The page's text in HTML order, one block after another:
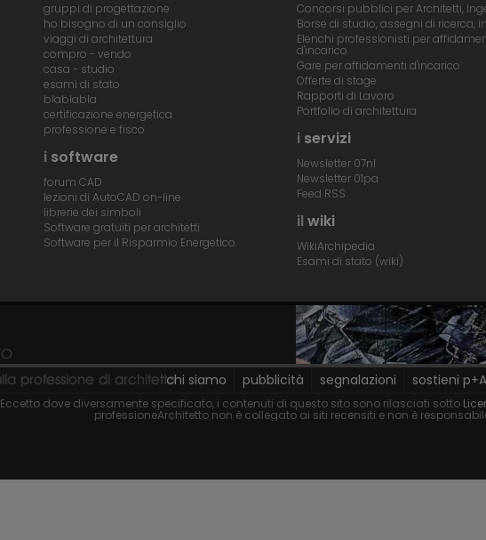
gruppi di progettazione
ho bisogno di un consiglio
viaggi di architettura
compro - vendo
casa - studio
esami di stato
blablabla
certificazione energetica
professione e fisco
i software
forum CAD
lezioni di AutoCAD on-line
librerie dei simboli
Software gratuiti per architetti
Software per il Risparmio Energetico
Concorsi pubblici per Architetti,
Borse di studio, assegni di ricerca,
Elenchi professionisti per
d'incarico
Gare per affidamenti d'incarico
Offerte di stage
Rapporti di Lavoro
Portfolio di architettura
i servizi
Newsletter 07nl
Newsletter 01pa
Feed RSS
ilwiki
WikiArchipedia
Esami di stato (wiki)
chi siamo pubblicità segnalazioni sostieni p+A
Eccetto dove diversamente specificato, i contenuti di questo sito sono rilasciati sotto
professioneArchitetto non è collegato ai siti recensiti e non è